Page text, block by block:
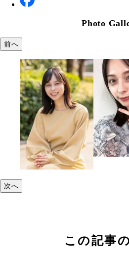
Photo
前へ
次へ
この記事